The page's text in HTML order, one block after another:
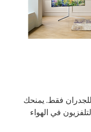
للجدران فقط. يمنحك
في الهواء